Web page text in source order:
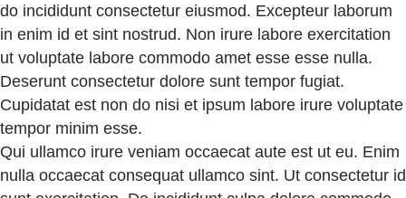
do incididunt consectetur eiusmod. Excepteur laborum
in enim id et sint nostrud. Non irure labore exercitation
ut voluptate labore commodo amet esse esse nulla.
Deserunt consectetur dolore sunt tempor fugiat.
Cupidatat est non do nisi et ipsum labore irure voluptate
tempor minim esse.
Qui ullamco irure veniam occaecat aute est ut eu. Enim
nulla occaecat consequat ullamco sint. Ut consectetur id